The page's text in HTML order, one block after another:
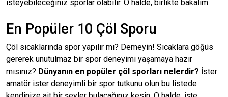
isteyebileceğiniz sporlar olabilir. O halde, birlikte bakalım.
En Popüler 10 Çöl Sporu
Çöl sıcaklarında spor yapılır mı? Demeyin! Sıcaklara göğüs
gererek unutulmaz bir spor deneyimi yaşamaya hazır
mısınız? Dünyanın en popüler çöl sporları nelerdir? İster
amatör ister deneyimli bir spor tutkunu olun bu listede